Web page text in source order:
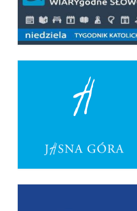
Galerie 2021
Pasterka 2021
Kościół Stacyjny
Pierwsza Komunia Święta
Pierwsza Komunia
Pierwsza Komunia